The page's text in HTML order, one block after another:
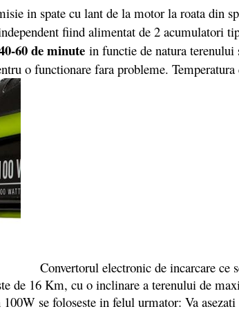
in spate cu lant de la motor la roata din
fiind alimentat de 2 acumulatori
60 de minute in functie de natura terenului
o functionare fara probleme.
Convertorul electronic de incarcare ce
de 16 Km, cu o inclinare a terenului de
se foloseste in felul urmator: Va